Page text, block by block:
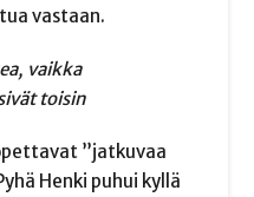
vastaan.
vaikka
toisin
”jatkuvaa
Henki puhui kyllä